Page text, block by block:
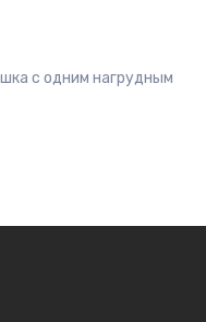
с одним нагрудным